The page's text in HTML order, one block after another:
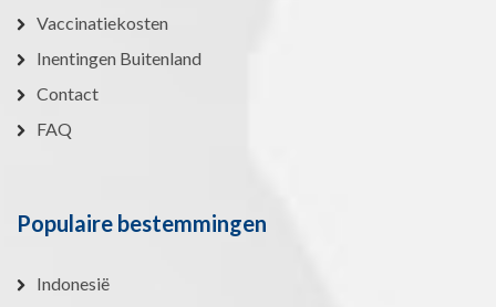
Vaccinatiekosten
Inentingen Buitenland
Contact
FAQ
Populaire bestemmingen
Indonesië